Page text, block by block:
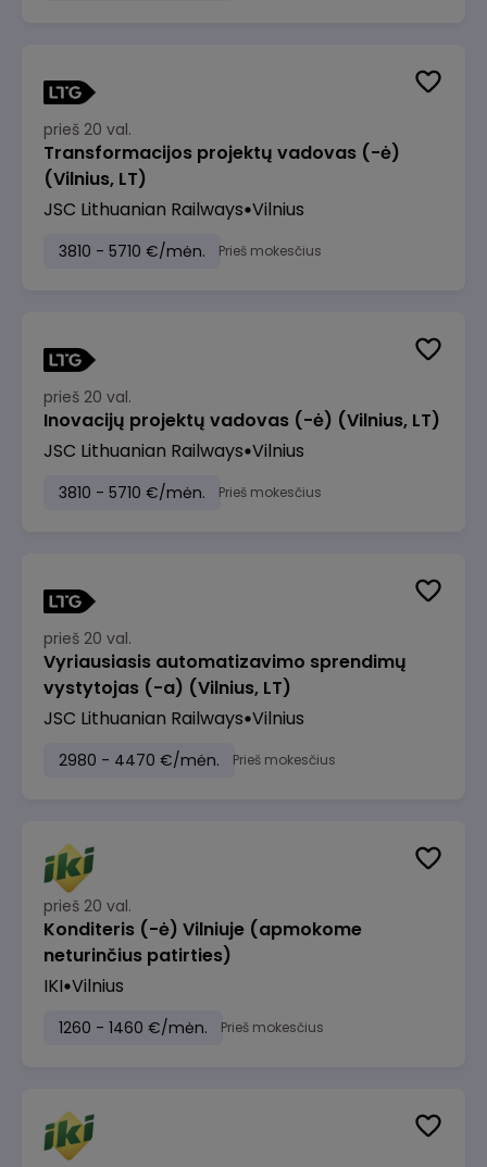
prieš 20 val.
Transformacijos projektų vadovas (-ė)
(Vilnius, LT)
JSC Lithuanian Railways Vilnius
3810 - 5710 €/mėn. Prieš mokesčius
prieš 20 val.
Inovacijų projektų vadovas (-ė) (Vilnius, LT)
JSC Lithuanian Railways Vilnius
3810 - 5710 €/mėn. Prieš mokesčius
prieš 20 val.
Vyriausiasis automatizavimo sprendimų
vystytojas (-a) (Vilnius, LT)
JSC Lithuanian Railways Vilnius
2980 - 4470 €/mėn. Prieš mokesčius
prieš 20 val.
Konditeris (-ė) Vilniuje (apmokome
neturinčius patirties)
IKI Vilnius
1260 - 1460 €/mėn. Prieš mokesčius